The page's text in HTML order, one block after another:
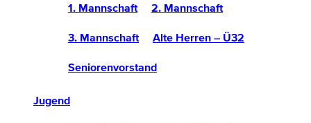
1. Mannschaft 2. Mannschaft
3. Mannschaft Alte Herren – Ü32
Seniorenvorstand
Jugend